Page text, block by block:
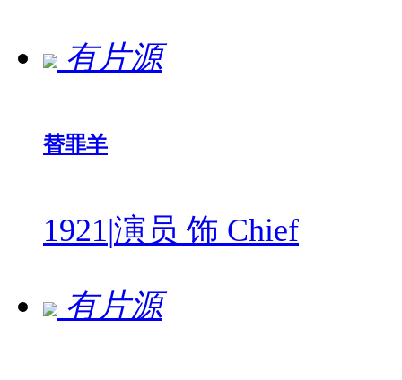
有片源
替罪羊
1921|演员 饰 Chief
有片源